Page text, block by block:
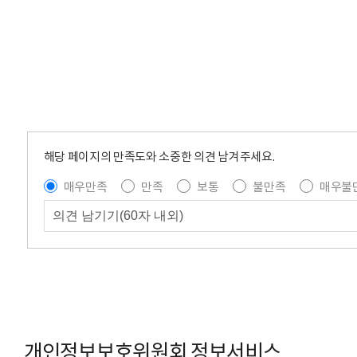
해당 페이지의 만족도와 소중한 의견 남겨주세요.
매우만족
만족 보통 불만족
매우불